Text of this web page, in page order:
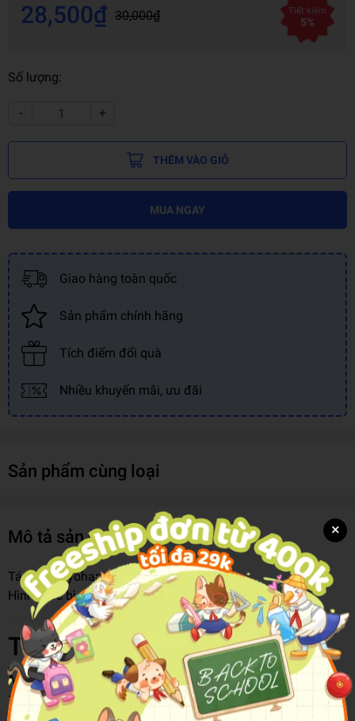
28,500₫ 30,000₫ Tiết kiệm
5%
Số lượng:
- +
THÊM VÀO GIỎ
MUA NGAY
Giao hàng toàn quốc
Sản phẩm chính hãng
Tích điểm đổi quà
Nhiều khuyến mãi, ưu đãi
Sản phẩm cùng loại
Mô tả sản phẩm
Tác giả:Koyoharu Gotouge
Hình thức bìa:Bìa Mềm
Thông tin chi tiết
Mã hàng
8935352624852
Tên Nhà Cung Cấp
Nhà Xuất Bản Kim Đồng
×